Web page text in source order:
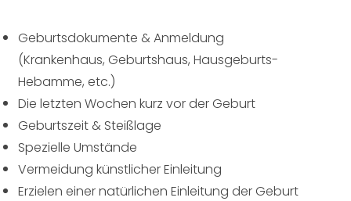
Geburtsdokumente & Anmeldung
(Krankenhaus, Geburtshaus, Hausgeburts-
Hebamme, etc.)
Die letzten Wochen kurz vor der Geburt
Geburtszeit & Steißlage
Spezielle Umstände
Vermeidung künstlicher Einleitung
Erzielen einer natürlichen Einleitung der Geburt